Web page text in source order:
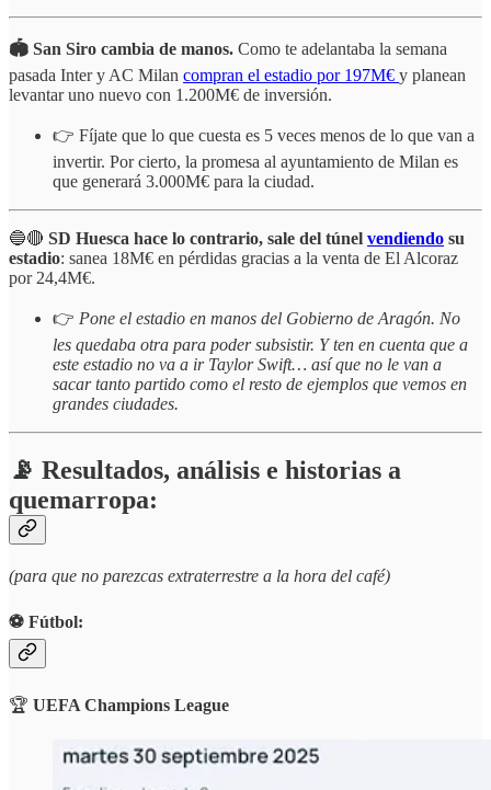
🏟 San Siro cambia de manos. Como te adelantaba la semana
pasada Inter y AC Milan compran el estadio por 197M€ y planean
levantar uno nuevo con 1.200M€ de inversión.
👉 Fíjate que lo que cuesta es 5 veces menos de lo que van a
invertir. Por cierto, la promesa al ayuntamiento de Milan es
que generará 3.000M€ para la ciudad.
🔵🔴 SD Huesca hace lo contrario, sale del túnel vendiendo su
estadio: sanea 18M€ en pérdidas gracias a la venta de El Alcoraz
por 24,4M€.
👉 Pone el estadio en manos del Gobierno de Aragón. No
les quedaba otra para poder subsistir. Y ten en cuenta que a
este estadio no va a ir Taylor Swift… así que no le van a
sacar tanto partido como el resto de ejemplos que vemos en
grandes ciudades.
📡 Resultados, análisis e historias a
quemarropa:
(para que no parezcas extraterrestre a la hora del café)
⚽️ Fútbol:
🏆 UEFA Champions League